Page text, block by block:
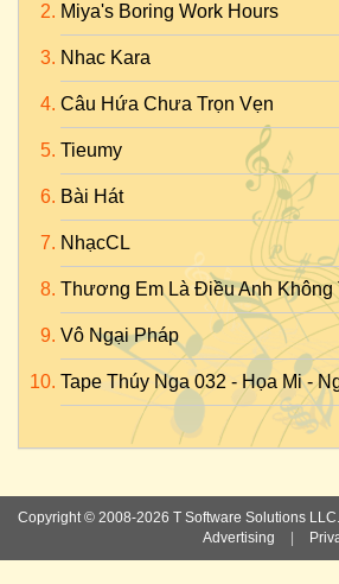
Miya's Boring Work Hours
Nhac Kara
Câu Hứa Chưa Trọn Vẹn
Tieumy
Bài Hát
NhạcCL
Thương Em Là Điều Anh Không
Vô Ngại Pháp
Tape Thúy Nga 032 - Họa Mi -
Copyright © 2008-2026 T Software Solutions
Advertising